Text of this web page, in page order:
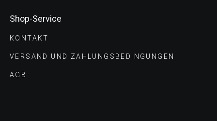
Shop-Service
KONTAKT
VERSAND UND ZAHLUNGS­BEDINGUNGEN
AGB